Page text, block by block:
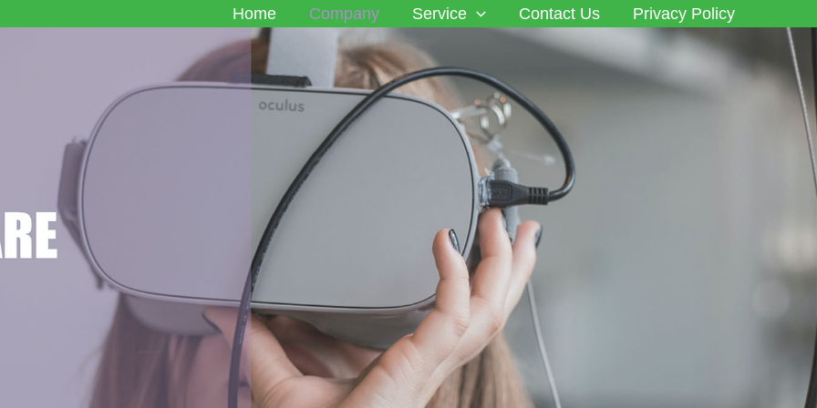
Home Company Service Contact Us Privacy Policy